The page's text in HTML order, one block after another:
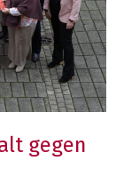
gegen